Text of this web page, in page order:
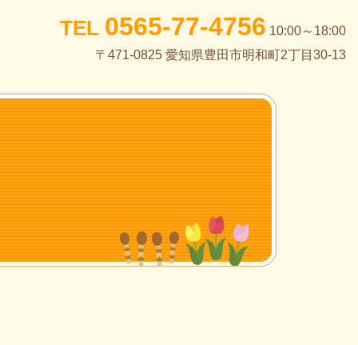
TEL 0565-77-4756 10:00～18:00
〒471-0825 愛知県豊田市明和町2丁目30-13